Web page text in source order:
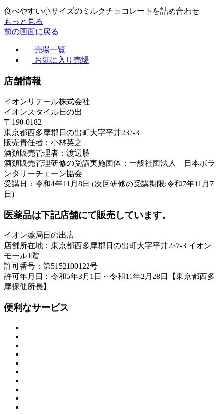
食べやすい小サイズのミルクチョコレートを詰め合わせ
もっと見る
前の画面に戻る
売場一覧
お気に入り売場
店舗情報
イオンリテール株式会社
イオンスタイル日の出
〒190-0182
東京都西多摩郡日の出町大字平井237-3
販売責任者：小林英之
酒類販売管理者：渡辺勝
酒類販売管理研修の受講実施団体：一般社団法人 日本ボラ
ンタリーチェーン協会
受講日：令和4年11月8日 (次回研修の受講期限:令和7年11月7
日)
医薬品は下記店舗にて販売しています。
イオン薬局日の出店
店舗所在地：東京都西多摩郡日の出町大字平井237-3 イオン
モール1階
許可番号：第5152100122号
許可年月日：令和5年3月1日～令和11年2月28日【東京都西多
摩保健所長】
便利なサービス